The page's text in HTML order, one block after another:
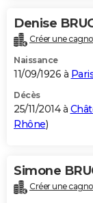
Denise
Créer une
Naissance
11/09/1926 à
Décès
25/11/2014 à
Rhône)
Simone
Créer une